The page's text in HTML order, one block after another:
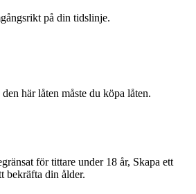
på din tidslinje.
här låten måste du köpa låten.
för tittare under 18 år, Skapa ett
bekräfta din ålder.